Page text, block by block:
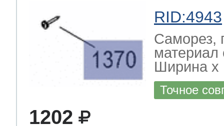
RID:4943
Саморез,
Ширина х
Точное
1202